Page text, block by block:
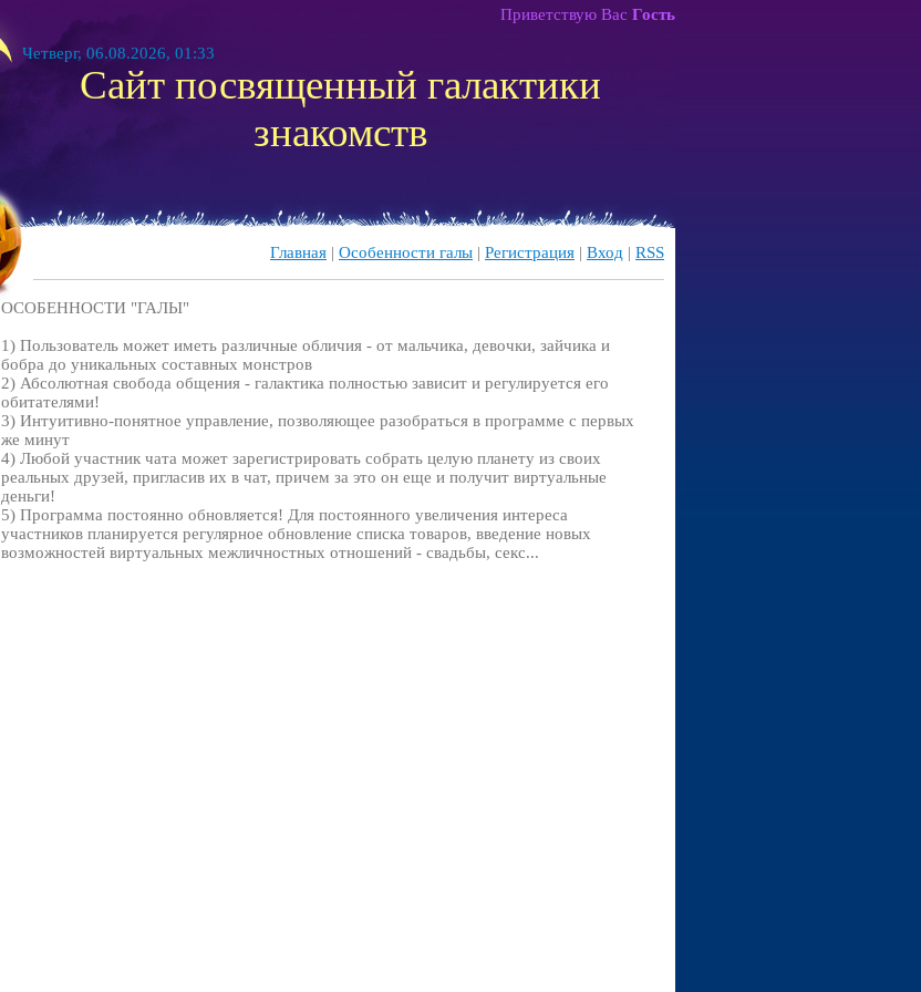
Сайт посвященный галактики
знакомств
Четверг, 06.08.2026, 01:33
Приветствую Вас Гость
Главная | Особенности галы | Регистрация | Вход | RSS
ОСОБЕННОСТИ "ГАЛЫ"
1) Пользователь может иметь различные обличия - от мальчика, девочки, зайчика и
бобра до уникальных составных монстров
2) Абсолютная свобода общения - галактика полностью зависит и регулируется его
обитателями!
3) Интуитивно-понятное управление, позволяющее разобраться в программе с первых
же минут
4) Любой участник чата может зарегистрировать собрать целую планету из своих
реальных друзей, пригласив их в чат, причем за это он еще и получит виртуальные
деньги!
5) Программа постоянно обновляется! Для постоянного увеличения интереса
участников планируется регулярное обновление списка товаров, введение новых
возможностей виртуальных межличностных отношений - свадьбы, секс...